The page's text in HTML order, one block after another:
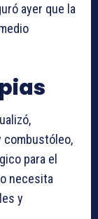
ayer que la
combustóleo,
para el
necesita
y